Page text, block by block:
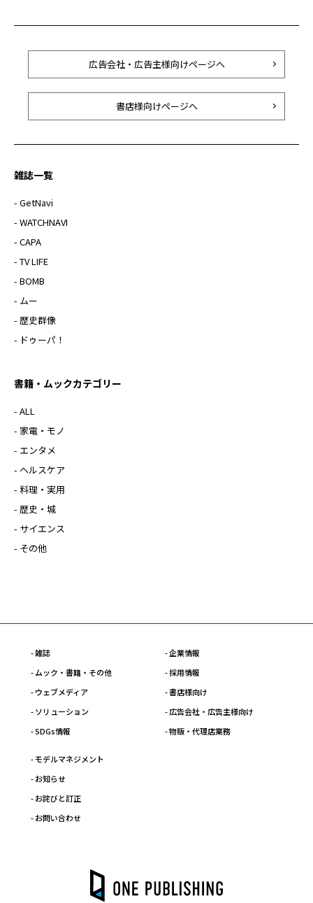
広告会社・広告主様向けページへ
書店様向けページへ
雑誌一覧
- GetNavi
- WATCHNAVI
- CAPA
- TV LIFE
- BOMB
- ムー
- 歴史群像
- ドゥーパ！
書籍・ムックカテゴリー
- ALL
- 家電・モノ
- エンタメ
- ヘルスケア
- 料理・実用
- 歴史・城
- サイエンス
- その他
- 雑誌
- ムック・書籍・その他
- ウェブメディア
- ソリューション
- SDGs情報
- 企業情報
- 採用情報
- 書店様向け
- 広告会社・広告主様向け
- 物販・代理店業務
- モデルマネジメント
- お知らせ
- お詫びと訂正
- お問い合わせ